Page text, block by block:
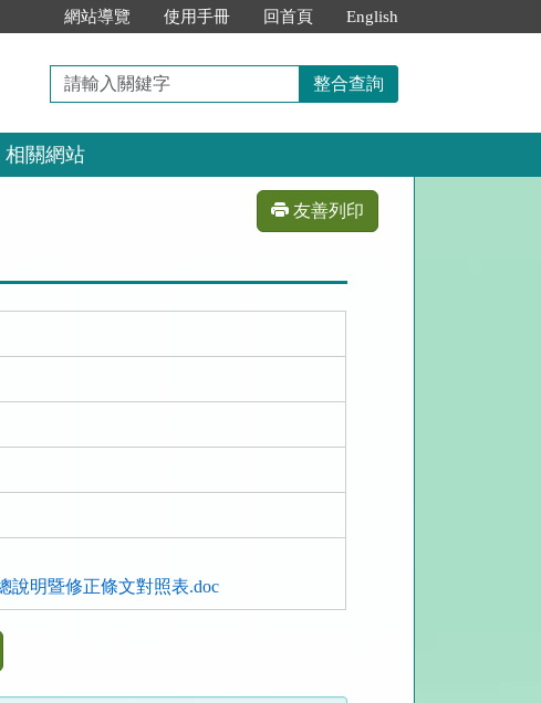
網站導覽 使用手冊 回首頁 English
請
輸
入
關
鍵
整合查詢
相關網站
友善列印
說明暨修正條文對照表.doc